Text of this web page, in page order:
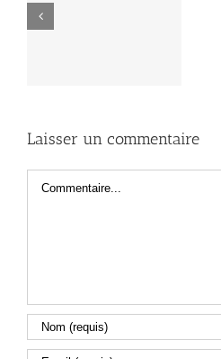
Laisser un commentaire